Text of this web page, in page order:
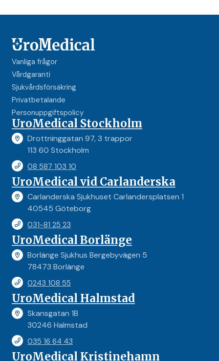
Vanliga frågor
Vårdgaranti
Sjukvårdsförsäkring
Privatbetalande
Personuppgiftspolicy
UroMedical Stockholm
Drottninggatan 97, 3 trappor
113 60 Stockholm
08 587 103 10
UroMedical vid Carlanderska
Carlanderska Sjukhuset Carlandersplatsen 1
40545 Göteborg
031-81 25 23
UroMedical Borlänge
Borlänge Sjukhus Bergebyvägen 5
78473 Borlänge
0243 108 55
UroMedical Halmstad
Skansgatan 1B
30246 Halmstad
035 16 64 43
UroMedical Kristinehamn